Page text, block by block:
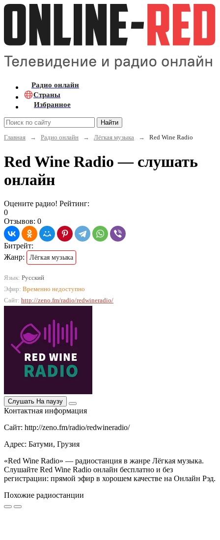
Радио онлайн
Страны
Избранное
Найти
Главная
→ Радио онлайн → Лёгкая музыка → Red Wine Radio
Red Wine Radio — слушать
онлайн
Оцените радио! Рейтинг:
0
Отзывов: 0
Битрейт:
Жанр:
Лёгкая музыка
Язык: Русский
Эфир: Временно недоступно
Сайт: http://zeno.fm/radio/redwineradio/
Слушать На паузу
Контактная информация
Сайт: http://zeno.fm/radio/redwineradio/
Адрес: Батуми, Грузия
«Red Wine Radio» — радиостанция в жанре Лёгкая музыка.
Слушайте Red Wine Radio онлайн бесплатно и без
регистрации: прямой эфир в хорошем качестве на Онлайн Рэд.
Похожие радиостанции